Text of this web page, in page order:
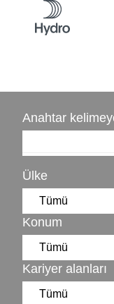
Anahtar
Ülke
Konum
Kariyer alanları